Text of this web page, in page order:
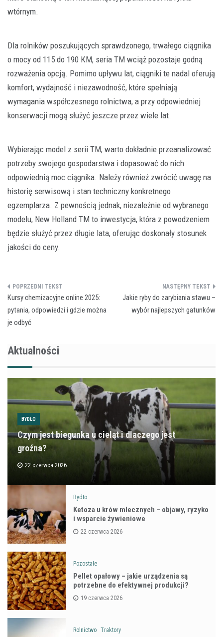
wtórnym.
Dla rolników poszukujących sprawdzonego, trwałego ciągnika
o mocy od 115 do 190 KM, seria TM wciąż pozostaje godną
rozważenia opcją. Pomimo upływu lat, ciągniki te nadal oferują
komfort, wydajność i niezawodność, które spełniają
wymagania współczesnego rolnictwa, a przy odpowiedniej
konserwacji mogą służyć jeszcze przez wiele lat.
Wybierając model z serii TM, warto dokładnie przeanalizować
potrzeby swojego gospodarstwa i dopasować do nich
odpowiednią moc ciągnika. Należy również zwrócić uwagę na
historię serwisową i stan techniczny konkretnego
egzemplarza. Z pewnością jednak, niezależnie od wybranego
modelu, New Holland TM to inwestycja, która z powodzeniem
będzie służyć przez długie lata, oferując doskonały stosunek
jakości do ceny.
Nawigacja
wpisu
Kursy chemizacyjne online 2025:
pytania, odpowiedzi i gdzie można
je odbyć
Jakie ryby do zarybiania stawu –
wybór najlepszych gatunków
Aktualności
BYDŁO
Czym jest biegunka u cieląt i dlaczego jest
groźna?
22 czerwca 2026
Bydło
Ketoza u krów mlecznych – objawy, ryzyko
i wsparcie żywieniowe
22 czerwca 2026
Pozostałe
Pellet opałowy – jakie urządzenia są
potrzebne do efektywnej produkcji?
19 czerwca 2026
Rolnictwo Traktory